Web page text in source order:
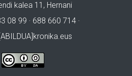
kalea 11, Hernani
08 99 · 688 660 714 ·